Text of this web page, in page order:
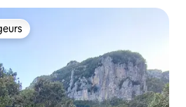
les plus appréciés